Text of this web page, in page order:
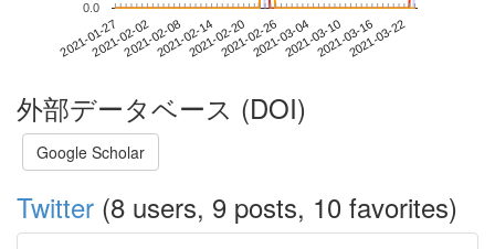
2021-01-272021-02-022021-02-082021-02-142021-02-202021-02-262021-03-042021-03-102021-03-162021-03-22
0.0
外部データベース (DOI)
Google Scholar
Twitter (8 users, 9 posts, 10 favorites)